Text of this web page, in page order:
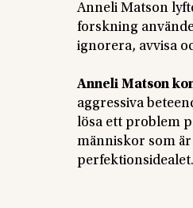
Anneli Matson
forskning
ignorera, avvisa
Anneli Matson
aggressiva
lösa ett problem
människor som
perfektionsidealet.